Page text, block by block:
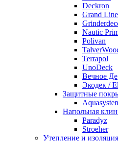
Deckron
Grand
Nautic
Polivan
Terrapol
UnoDeck
Вечное
Экодек /
Защитные
Напольная
Paradyz
Stroeher
Утепление и изоляция